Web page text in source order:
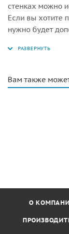
стенках можно
Если вы хотите
нужно будет
Вам также
О